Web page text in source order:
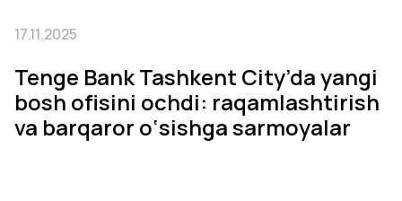
17.11.2025
Tenge Bank Tashkent City’da yangi
bosh ofisini ochdi: raqamlashtirish
va barqaror o‘sishga sarmoyalar